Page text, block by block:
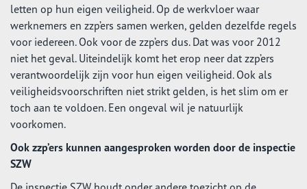
letten op hun eigen veiligheid. Op de werkvloer waar
werknemers en zzp’ers samen werken, gelden dezelfde regels
voor iedereen. Ook voor de zzp’ers dus. Dat was voor 2012
niet het geval. Uiteindelijk komt het erop neer dat zzp’ers
verantwoordelijk zijn voor hun eigen veiligheid. Ook als
veiligheidsvoorschriften niet strikt gelden, is het slim om er
toch aan te voldoen. Een ongeval wil je natuurlijk
voorkomen.
Ook zzp’ers kunnen aangesproken worden door de inspectie
SZW